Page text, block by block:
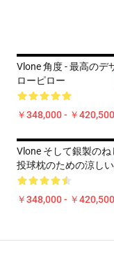
Vlone 角度 - 最高のデ
ローピロー
￥348,000 - ￥420,500
Vlone そして銀製のね
投球枕のための涼しい
￥348,000 - ￥420,500